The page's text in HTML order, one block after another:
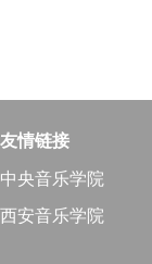
友情链接
中央音乐学院
西安音乐学院